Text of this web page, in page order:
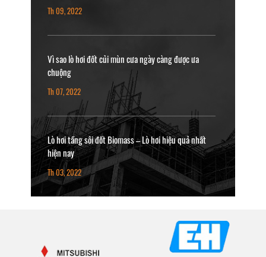
Th 09, 2022
Vì sao lò hơi đốt củi mùn cưa ngày càng được ưa
chuộng
Th 07, 2022
Lò hơi tầng sôi đốt Biomass – Lò hơi hiệu quả nhất
hiện nay
Th 03, 2022